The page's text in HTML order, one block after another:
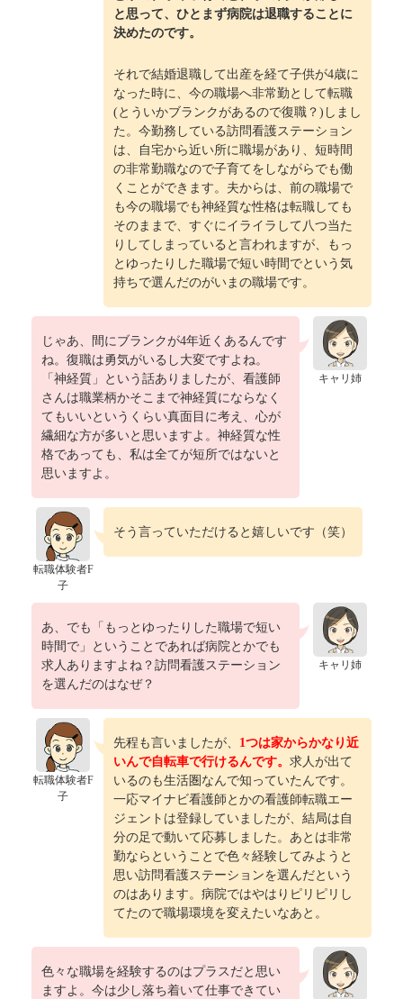
と思って、ひとまず病院は退職することに
決めたのです。
それで結婚退職して出産を経て子供が4歳に
なった時に、今の職場へ非常勤として転職
(とういかブランクがあるので復職？)しまし
た。今勤務している訪問看護ステーション
は、自宅から近い所に職場があり、短時間
の非常勤職なので子育てをしながらでも働
くことができます。夫からは、前の職場で
も今の職場でも神経質な性格は転職しても
そのままで、すぐにイライラして八つ当た
りしてしまっていると言われますが、もっ
とゆったりした職場で短い時間でという気
持ちで選んだのがいまの職場です。
キャリ姉
じゃあ、間にブランクが4年近くあるんです
ね。復職は勇気がいるし大変ですよね。
「神経質」という話ありましたが、看護師
さんは職業柄かそこまで神経質にならなく
てもいいというくらい真面目に考え、心が
繊細な方が多いと思いますよ。神経質な性
格であっても、私は全てが短所ではないと
思いますよ。
転職体験者F
子
そう言っていただけると嬉しいです（笑）
キャリ姉
あ、でも「もっとゆったりした職場で短い
時間で」ということであれば病院とかでも
求人ありますよね？訪問看護ステーション
を選んだのはなぜ？
転職体験者F
子
先程も言いましたが、 1つは家からかなり近
いんで自転車で行けるんです。 求人が出て
いるのも生活圏なんで知っていたんです。
一応マイナビ看護師とかの看護師転職エー
ジェントは登録していましたが、結局は自
分の足で動いて応募しました。あとは非常
勤ならということで色々経験してみようと
思い訪問看護ステーションを選んだという
のはあります。病院ではやはりピリピリし
てたので職場環境を変えたいなあと。
色々な職場を経験するのはプラスだと思い
ますよ。今は少し落ち着いて仕事できてい